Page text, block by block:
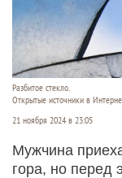
Разбитое стекло.
Открытые источники в
21 ноября 2024 в 23:05
Мужчина
гора, но перед